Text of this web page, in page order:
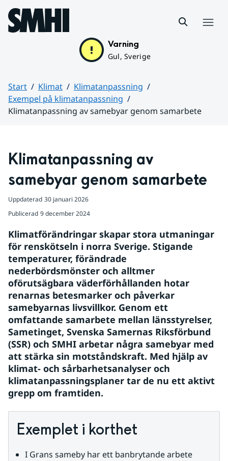
Hoppa till sidans innehåll
Varning
Gul, Sverige
Start Klimat
Klimatanpassning
Exempel på klimatanpassning
Klimatanpassning av samebyar genom samarbete
Klimatanpassning av
samebyar genom samarbete
Uppdaterad 30 januari 2026
Publicerad 9 december 2024
Klimatförändringar skapar stora utmaningar
för renskötseln i norra Sverige. Stigande
temperaturer, förändrade
nederbördsmönster och alltmer
oförutsägbara väderförhållanden hotar
renarnas betesmarker och påverkar
samebyarnas livsvillkor. Genom ett
omfattande samarbete mellan länsstyrelser,
Sametinget, Svenska Samernas Riksförbund
(SSR) och SMHI arbetar några samebyar med
att stärka sin motståndskraft. Med hjälp av
klimat- och sårbarhetsanalyser och
klimatanpassningsplaner tar de nu ett aktivt
grepp om framtiden.
Exemplet i korthet
I Grans sameby har ett banbrytande arbete